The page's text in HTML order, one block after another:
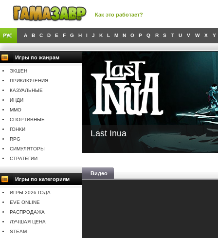
Как это работает?
A B C D E F G H I J K L M N O P Q R S T U V W X Y
Игры по жанрам
ЭКШЕН
ПРИКЛЮЧЕНИЯ
КАЗУАЛЬНЫЕ
ИНДИ
MMO
СПОРТИВНЫЕ
ГОНКИ
RPG
СИМУЛЯТОРЫ
СТРАТЕГИИ
Игры по категориям
ИГРЫ 2026 ГОДА
EVE ONLINE
РАСПРОДАЖА
ЛУЧШАЯ ЦЕНА
STEAM
Last Inua
Видео